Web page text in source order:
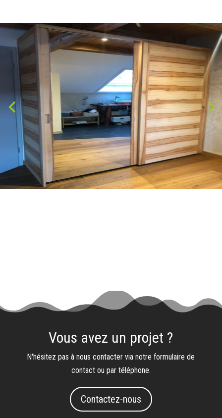
Vous avez un projet ?
N'hésitez pas à nous contacter via notre formulaire de
contact ou par téléphone.
Contactez-nous